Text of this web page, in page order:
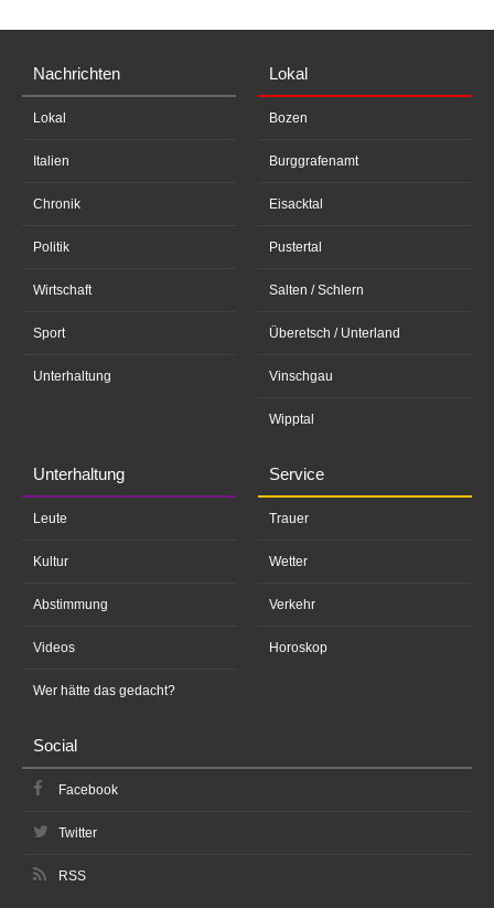
Nachrichten
Lokal
Italien
Chronik
Politik
Wirtschaft
Sport
Unterhaltung
Lokal
Bozen
Burggrafenamt
Eisacktal
Pustertal
Salten / Schlern
Überetsch / Unterland
Vinschgau
Wipptal
Unterhaltung
Leute
Kultur
Abstimmung
Videos
Wer hätte das gedacht?
Service
Trauer
Wetter
Verkehr
Horoskop
Social
Facebook
Twitter
RSS